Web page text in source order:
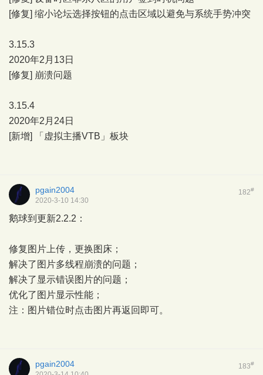
[修复] 缩小论坛选择按钮的点击区域以避免与系统手势冲突
3.15.3
2020年2月13日
[修复] 崩溃问题
3.15.4
2020年2月24日
[新增] 「虚拟主播VTB」板块
182#
pgain2004
2020-3-10 14:30
鹅球到更新2.2.2：
修复图片上传，更换图床；
解决了图片多线程崩溃的问题；
解决了显示错误图片的问题；
优化了图片显示性能；
注：图片错位时点击图片再返回即可。
183#
pgain2004